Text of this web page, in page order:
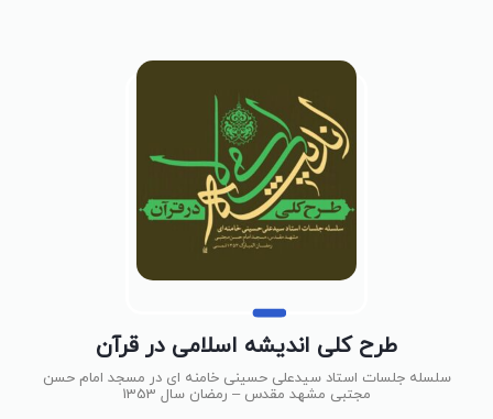
طرح کلی اندیشه اسلامی در قرآن
سلسله جلسات استاد سیدعلی حسینی خامنه ای در مسجد امام حسن
مجتبی مشهد مقدس – رمضان سال 1353